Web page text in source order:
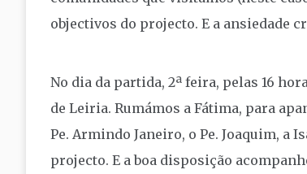
objectivos do projecto. E a ansiedade
No dia da partida, 2ª feira, pelas 16
de Leiria. Rumámos a Fátima, para
Pe. Armindo Janeiro, o Pe. Joaquim, a
projecto. E a boa disposição